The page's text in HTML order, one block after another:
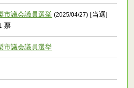
市議会議員選挙 (2025/04/27) [当選]
票
市議会議員選挙